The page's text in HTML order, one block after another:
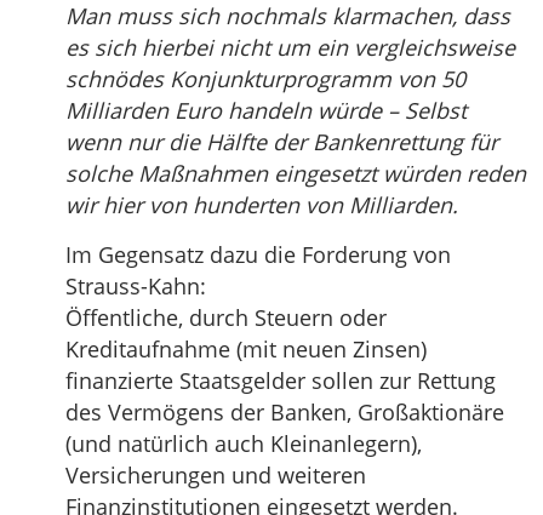
Man muss sich nochmals klarmachen, dass
es sich hierbei nicht um ein vergleichsweise
schnödes Konjunkturprogramm von 50
Milliarden Euro handeln würde – Selbst
wenn nur die Hälfte der Bankenrettung für
solche Maßnahmen eingesetzt würden reden
wir hier von hunderten von Milliarden.
Im Gegensatz dazu die Forderung von
Strauss-Kahn:
Öffentliche, durch Steuern oder
Kreditaufnahme (mit neuen Zinsen)
finanzierte Staatsgelder sollen zur Rettung
des Vermögens der Banken, Großaktionäre
(und natürlich auch Kleinanlegern),
Versicherungen und weiteren
Finanzinstitutionen eingesetzt werden.